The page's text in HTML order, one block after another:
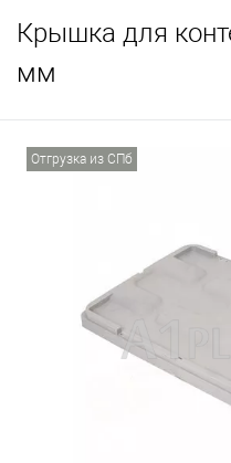
Крышка для
мм
Отгрузка из СПб